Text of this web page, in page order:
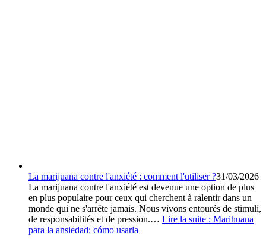
La marijuana contre l'anxiété : comment l'utiliser ?31/03/2026
La marijuana contre l'anxiété est devenue une option de plus
en plus populaire pour ceux qui cherchent à ralentir dans un
monde qui ne s'arrête jamais. Nous vivons entourés de stimuli,
de responsabilités et de pression.… Lire la suite : Marihuana
para la ansiedad: cómo usarla